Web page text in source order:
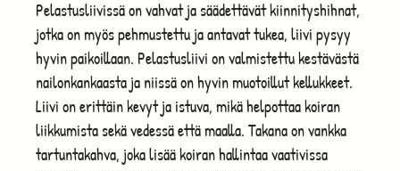
Pelastusliivissä on vahvat ja säädettävät kiinnityshihnat,
jotka on myös pehmustettu ja antavat tukea, liivi pysyy
hyvin paikoillaan. Pelastusliivi on valmistettu kestävästä
nailonkankaasta ja niissä on hyvin muotoillut kellukkeet.
Liivi on erittäin kevyt ja istuva, mikä helpottaa koiran
liikkumista sekä vedessä että maalla. Takana on vankka
tartuntakahva, joka lisää koiran hallintaa vaativissa